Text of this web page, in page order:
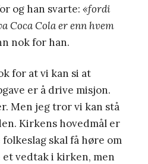
og han svarte: «fordi
Coca Cola er enn hvem
nok for han.
for at vi kan si at
er å drive misjon.
Men jeg tror vi kan stå
Kirkens hovedmål er
skal få høre om
et vedtak i kirken, men